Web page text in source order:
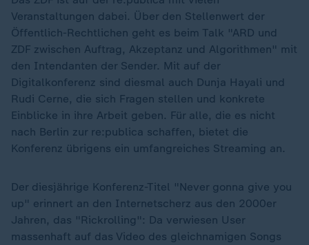
Veranstaltungen dabei. Über den Stellenwert der
Öffentlich-Rechtlichen geht es beim Talk "ARD und
ZDF zwischen Auftrag, Akzeptanz und Algorithmen" mit
den Intendanten der Sender. Mit auf der
Digitalkonferenz sind diesmal auch Dunja Hayali und
Rudi Cerne, die sich Fragen stellen und konkrete
Einblicke in ihre Arbeit geben. Für alle, die es nicht
nach Berlin zur re:publica schaffen, bietet die
Konferenz übrigens ein umfangreiches Streaming an.
Der diesjährige Konferenz-Titel "Never gonna give you
up" erinnert an den Internetscherz aus den 2000er
Jahren, das "Rickrolling": Da verwiesen User
massenhaft auf das Video des gleichnamigen Songs